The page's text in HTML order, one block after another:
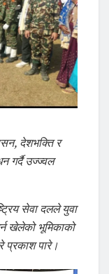
देशभक्ति र
गर्दै उज्ज्वल
सेवा दलले युवा
खेलेको भूमिकाको
प्रकाश पारे।